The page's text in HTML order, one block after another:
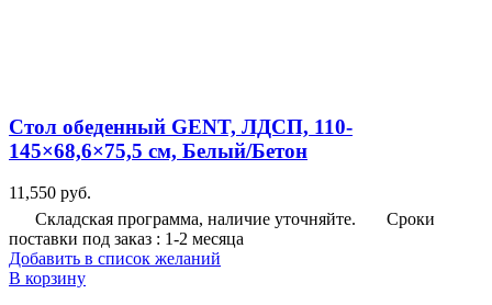
Стол обеденный GENT, ЛДСП, 110-
145×68,6×75,5 см, Белый/Бетон
11,550 руб.
Складская программа, наличие уточняйте.
Сроки
поставки под заказ : 1-2 месяца
Добавить в список желаний
В корзину